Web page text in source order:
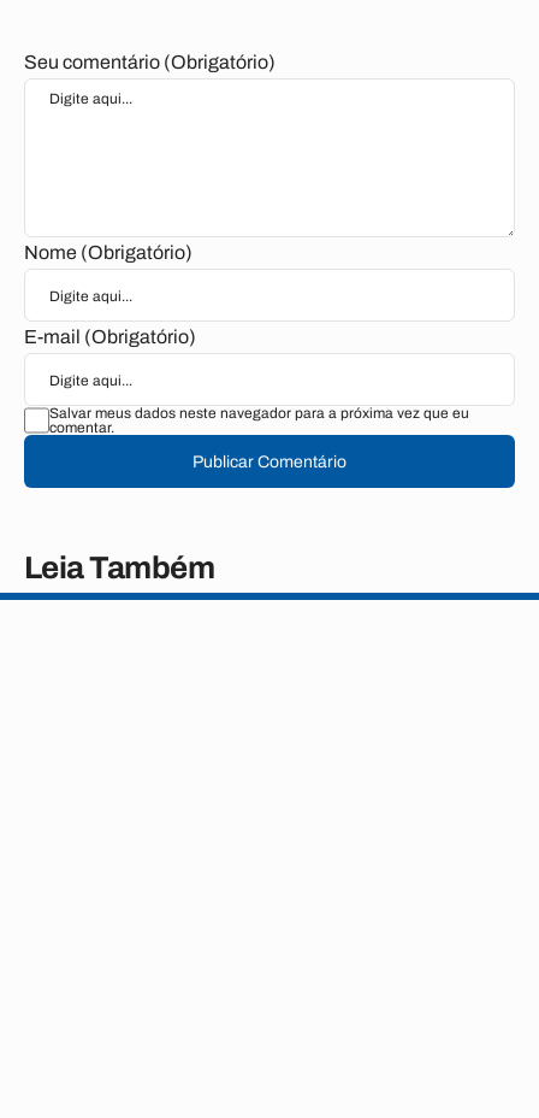
Seu comentário (Obrigatório)
Nome (Obrigatório)
E-mail (Obrigatório)
Salvar meus dados neste navegador para a próxima vez que eu
comentar.
Publicar Comentário
Leia Também